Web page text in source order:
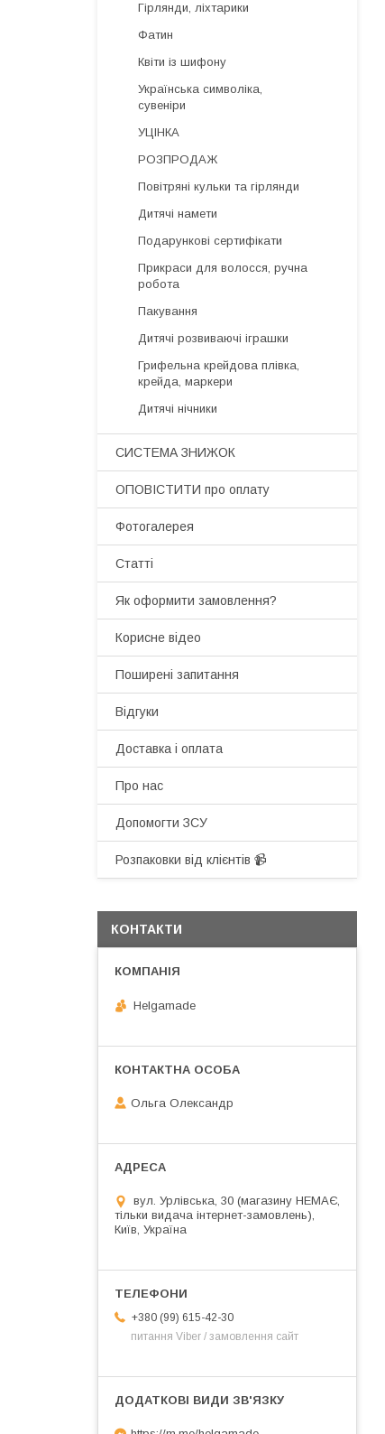
Гірлянди, ліхтарики
Фатин
Квіти із шифону
Українська символіка,
сувеніри
УЦІНКА
РОЗПРОДАЖ
Повітряні кульки та гірлянди
Дитячі намети
Подарункові сертифікати
Прикраси для волосся, ручна
робота
Пакування
Дитячі розвиваючі іграшки
Грифельна крейдова плівка,
крейда, маркери
Дитячі нічники
СИСТЕМА ЗНИЖОК
ОПОВІСТИТИ про оплату
Фотогалерея
Статті
Як оформити замовлення?
Корисне відео
Поширені запитання
Відгуки
Доставка і оплата
Про нас
Допомогти ЗСУ
Розпаковки від клієнтів 📹
КОНТАКТИ
Helgamade
Ольга Олександр
вул. Урлівська, 30 (магазину НЕМАЄ,
тільки видача інтернет-замовлень),
Київ, Україна
+380 (99) 615-42-30
питання Viber / замовлення сайт